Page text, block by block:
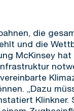
die
und die
McKinsey
„Dazu